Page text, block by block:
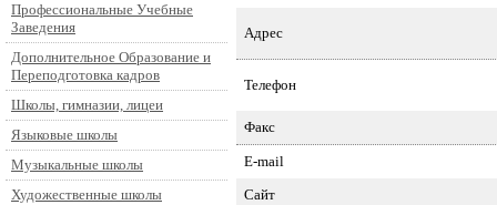
Профессиональные Учебные
Заведения
Дополнительное Образование и
Переподготовка кадров
Школы, гимназии, лицеи
Языковые школы
Музыкальные школы
Художественные школы
Адрес
Телефон
Факс
E-mail
Сайт